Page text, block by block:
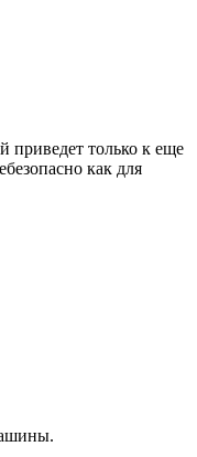
приведет только к еще
как для